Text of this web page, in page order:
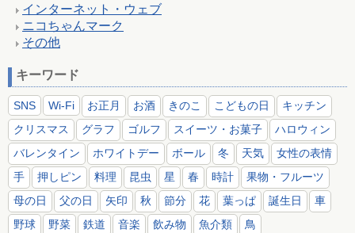
インターネット・ウェブ
ニコちゃんマーク
その他
キーワード
SNS Wi-Fi お正月 お酒 きのこ こどもの日
キッチン
クリスマス
グラフ ゴルフ スイーツ・お菓子
ハロウィン
バレンタイン
ホワイトデー ボール 冬 天気
女性の表情
手
押しピン 料理 昆虫 星 春 時計
果物・フルーツ
母の日
父の日 矢印 秋 節分 花 葉っぱ 誕生日
車
野球
野菜 鉄道 音楽 飲み物 魚介類 鳥